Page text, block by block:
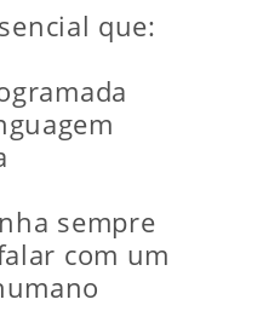
que:
sempre
com um